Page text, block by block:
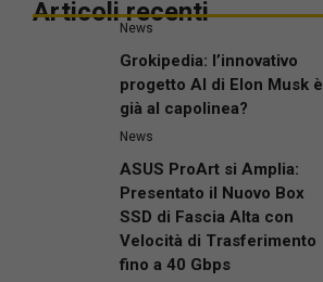
Articoli recenti
News
Grokipedia: l’innovativo
progetto AI di Elon Musk è
già al capolinea?
News
ASUS ProArt si Amplia:
Presentato il Nuovo Box
SSD di Fascia Alta con
Velocità di Trasferimento
fino a 40 Gbps